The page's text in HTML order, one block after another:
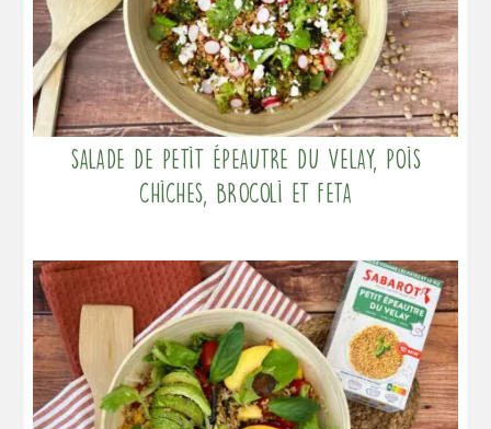
Salade de Petit Épeautre du Velay, pois
chiches, brocoli et feta